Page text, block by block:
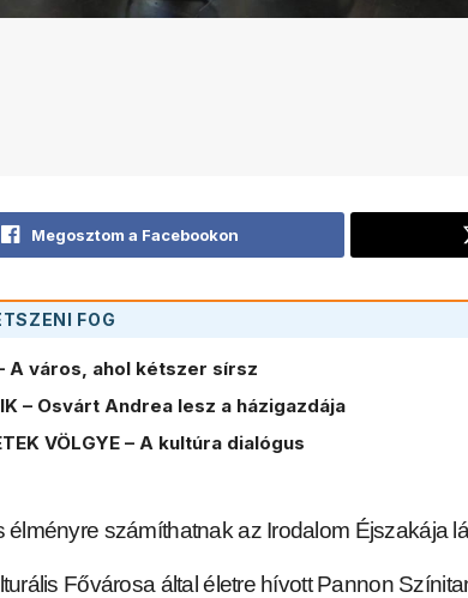
Megosztom a Facebookon
FOG
A város, ahol kétszer sírsz
– Osvárt Andrea lesz a házigazdája
VÖLGYE – A kultúra dialógus
élményre számíthatnak az Irodalom Éjszakája
Fővárosa által életre hívott Pannon